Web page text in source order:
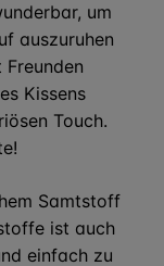
um
auszuruhen
Kissens
Touch.
Samtstoff
ist auch
einfach zu